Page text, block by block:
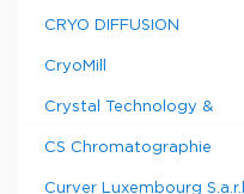
CRYO DIFFUSION
CryoMill
Crystal Technology &
CS Chromatographie
Curver Luxembourg S.a.r.l.